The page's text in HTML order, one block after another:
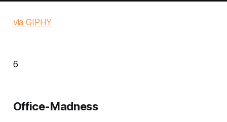
via GIPHY
6
Office-Madness